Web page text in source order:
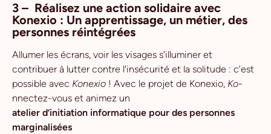
3 – Réalisez une action solidaire avec
Konexio : Un apprentissage, un métier, des
personnes réintégrées
Allumer les écrans, voir les visages s’illuminer et
contribuer à lutter contre l'insécurité et la solitude : c’est
possible avec Konexio ! Avec le projet de Konexio, Ko-
nnectez-vous et animez un
atelier d’initiation informatique pour des personnes
marginalisées